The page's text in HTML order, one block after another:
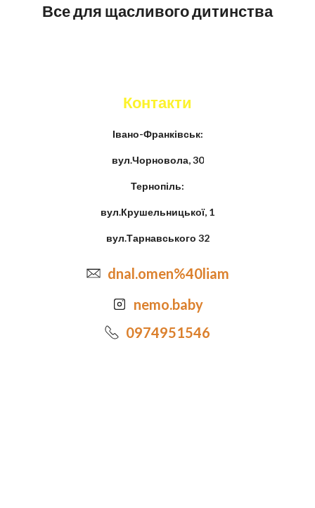
Все для щасливого дитинства
Контакти
Івано-Франківськ:
вул.Чорновола, 30
Тернопіль:
вул.Крушельницької, 1
вул.Тарнавського 32
dnal.omen%40liam
nemo.baby
0974951546